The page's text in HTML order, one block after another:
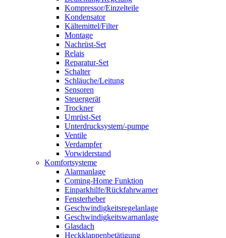
Kompressor/Einzelteile
Kondensator
Kältemittel/Filter
Montage
Nachrüst-Set
Relais
Reparatur-Set
Schalter
Schläuche/Leitung
Sensoren
Steuergerät
Trockner
Umrüst-Set
Unterdrucksystem/-pumpe
Ventile
Verdampfer
Vorwiderstand
Komfortsysteme
Alarmanlage
Coming-Home Funktion
Einparkhilfe/Rückfahrwarner
Fensterheber
Geschwindigkeitsregelanlage
Geschwindigkeitswarnanlage
Glasdach
Heckklappenbetätigung